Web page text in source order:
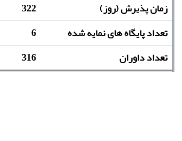
زمان پذیرش (روز)
322
تعداد پایگاه های نمایه شده
6
تعداد داوران
316